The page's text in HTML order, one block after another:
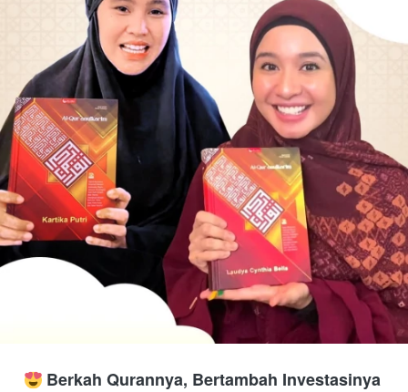
Berkah Qurannya, Bertambah Investasinya